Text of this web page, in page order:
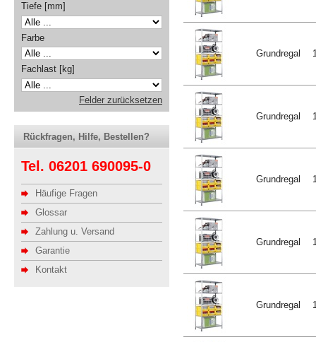
Tiefe [mm]
Farbe
Fachlast [kg]
Felder zurücksetzen
Rückfragen, Hilfe, Bestellen?
Tel. 06201 690095-0
Häufige Fragen
Glossar
Zahlung u. Versand
Garantie
Kontakt
Grundregal
Grundregal
Grundregal
Grundregal
Grundregal